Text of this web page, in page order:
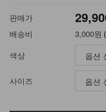
판매가
배송비 3,000원
색상
사이즈